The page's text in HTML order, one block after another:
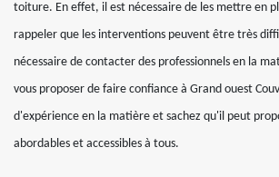
toiture. En effet, il est nécessaire de les mettre en
rappeler que les interventions peuvent être très
nécessaire de contacter des professionnels en la
vous proposer de faire confiance à Grand ouest
d'expérience en la matière et sachez qu'il peut
abordables et accessibles à tous.